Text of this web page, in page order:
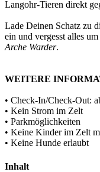
Langohr-Tieren direkt
Lade Deinen Schatz zu
ein und vergesst alles
Arche Warder.
WEITERE
• Check-In/Check-Out:
• Kein Strom im Zelt
• Parkmöglichkeiten
• Keine Kinder im Zelt
• Keine Hunde erlaubt
Inhalt